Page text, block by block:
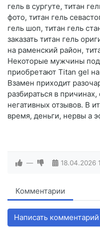
гель в сургуте, титан
фото, титан гель
гель шоп, титан гель
заказать титан гель
на раменский район,
Некоторые мужчины
приобретают Titan gel
Взамен приходит
разбираться в
негативных отзывов. В
время, деньги, нервы а
— 18.04.2026
Комментарии
Написать комментарий